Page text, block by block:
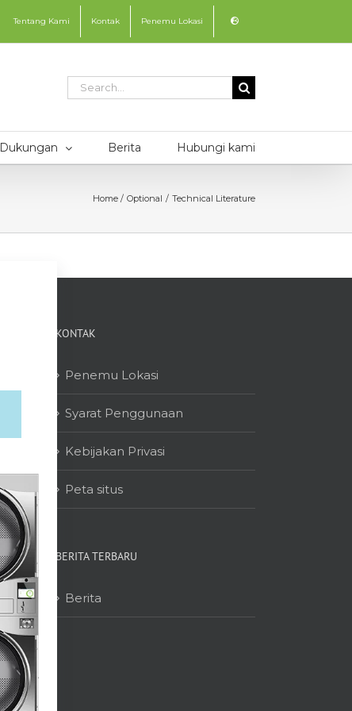
Tentang Kami Kontak Penemu Lokasi
Search
Dukungan Berita Hubungi kami
Home Optional Technical Literature
KONTAK
Penemu Lokasi
Syarat Penggunaan
Kebijakan Privasi
Peta situs
BERITA TERBARU
Berita